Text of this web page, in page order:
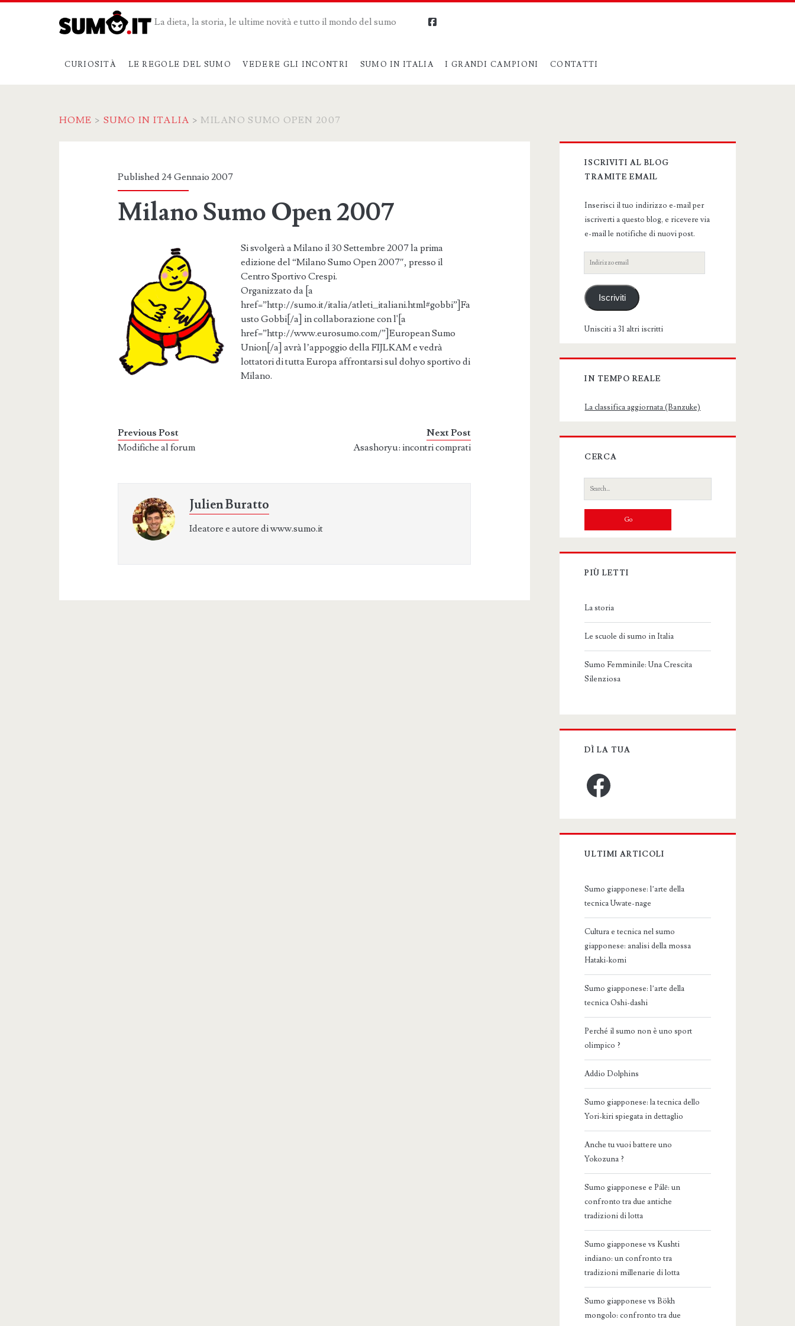
La dieta, la storia, le ultime novità e tutto il mondo del sumo
CURIOSITÀ LE REGOLE DEL SUMO VEDERE GLI INCONTRI SUMO IN ITALIA I GRANDI CAMPIONI CONTATTI
facebook
HOME > SUMO IN ITALIA >MILANO SUMO OPEN 2007
Published 24 Gennaio 2007
Milano Sumo Open 2007
Si svolgerà a Milano il 30 Settembre 2007 la prima
edizione del “Milano Sumo Open 2007″, presso il
Centro Sportivo Crespi.
Organizzato da [a
href=”http://sumo.it/italia/atleti_italiani.html#gobbi”]Fa
usto Gobbi[/a] in collaborazione con l'[a
href=”http://www.eurosumo.com/”]European Sumo
Union[/a] avrà l’appoggio della FIJLKAM e vedrà
lottatori di tutta Europa affrontarsi sul dohyo sportivo di
Milano.
Previous Post
Modifiche al forum
Next Post
Asashoryu: incontri comprati
Julien Buratto
Ideatore e autore di www.sumo.it
Primary
Sidebar
ISCRIVITI AL BLOG
TRAMITE EMAIL
Inserisci il tuo indirizzo e-mail per
iscriverti a questo blog, e ricevere via
e-mail le notifiche di nuovi post.
Indirizzo
email
Iscriviti
Unisciti a 31 altri iscritti
IN TEMPO REALE
La classifica aggiornata (Banzuke)
CERCA
Search
for:
PIÙ LETTI
La storia
Le scuole di sumo in Italia
Sumo Femminile: Una Crescita
Silenziosa
DÌ LA TUA
Facebook
ULTIMI ARTICOLI
Sumo giapponese: l’arte della
tecnica Uwate-nage
Cultura e tecnica nel sumo
giapponese: analisi della mossa
Hataki-komi
Sumo giapponese: l’arte della
tecnica Oshi-dashi
Perché il sumo non è uno sport
olimpico ?
Addio Dolphins
Sumo giapponese: la tecnica dello
Yori-kiri spiegata in dettaglio
Anche tu vuoi battere uno
Yokozuna ?
Sumo giapponese e Pálē: un
confronto tra due antiche
tradizioni di lotta
Sumo giapponese vs Kushti
indiano: un confronto tra
tradizioni millenarie di lotta
Sumo giapponese vs Bökh
mongolo: confronto tra due